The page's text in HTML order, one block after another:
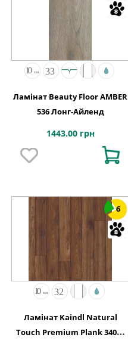
Ламінат Beauty Floor AMBER
536 Лонг-Айленд
1443.00 грн
6
Ламінат Kaindl Natural
Touch Premium Plank 34074